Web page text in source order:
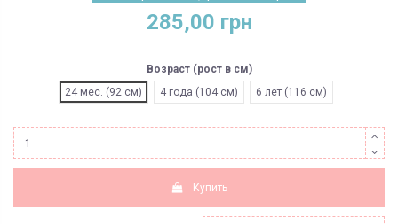
285,00 грн
Возраст (рост в см)
24 мес. (92 см)
4 года (104 см) 6 лет (116 см)
Купить